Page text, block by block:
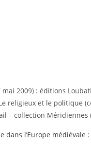
mai 2009) : éditions
religieux et le politique
– collection Méridiennes
dans l’Europe médiévale :